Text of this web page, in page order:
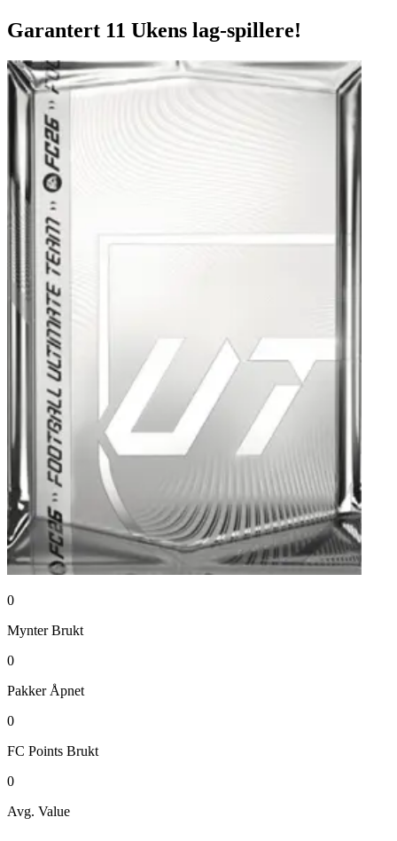
Garantert 11 Ukens lag-spillere!
0
Mynter Brukt
0
Pakker Åpnet
0
FC Points Brukt
0
Avg. Value